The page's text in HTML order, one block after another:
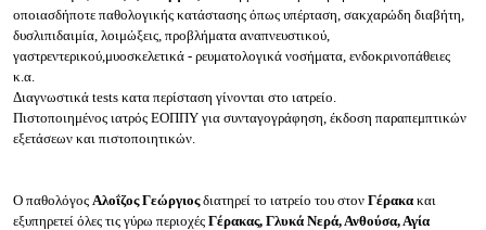
οποιασδήποτε παθολογικής κατάστασης όπως υπέρταση, σακχαρώδη διαβήτη,
δυσλιπιδαιμία, λοιμώξεις, προβλήματα αναπνευστικού,
γαστρεντερικού,μυοσκελετικά - ρευματολογικά νοσήματα, ενδοκρινοπάθειες
κ.α.
Διαγνωστικά tests κατα περίσταση γίνονται στο ιατρείο.
Πιστοποιημένος ιατρός ΕΟΠΠΥ για συνταγογράφηση, έκδοση παραπεμπτικών
εξετάσεων και πιστοποιητικών.
Ο παθολόγος Αλοΐζος Γεώργιοςδιατηρεί το ιατρείο του στον Γέρακα και
εξυπηρετεί όλες τις γύρω περιοχές Γέρακας, Γλυκά Νερά, Ανθούσα, Αγία